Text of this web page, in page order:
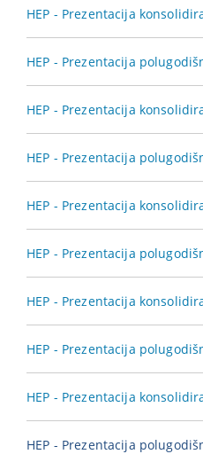
HEP - Prezentacija
HEP - Prezentacija
HEP - Prezentacija
HEP - Prezentacija
HEP - Prezentacija
HEP - Prezentacija
HEP - Prezentacija
HEP - Prezentacija
HEP - Prezentacija
HEP - Prezentacija